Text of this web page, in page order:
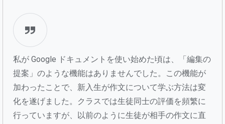
私が Google ドキュメントを使い始めた頃は、「編集の
提案」のような機能はありませんでした。この機能が
加わったことで、新入生が作文について学ぶ方法は変
化を遂げました。クラスでは生徒同士の評価を頻繁に
行っていますが、以前のように生徒が相手の作文に直